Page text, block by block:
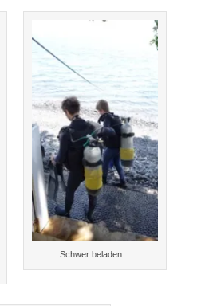
Schwer beladen…